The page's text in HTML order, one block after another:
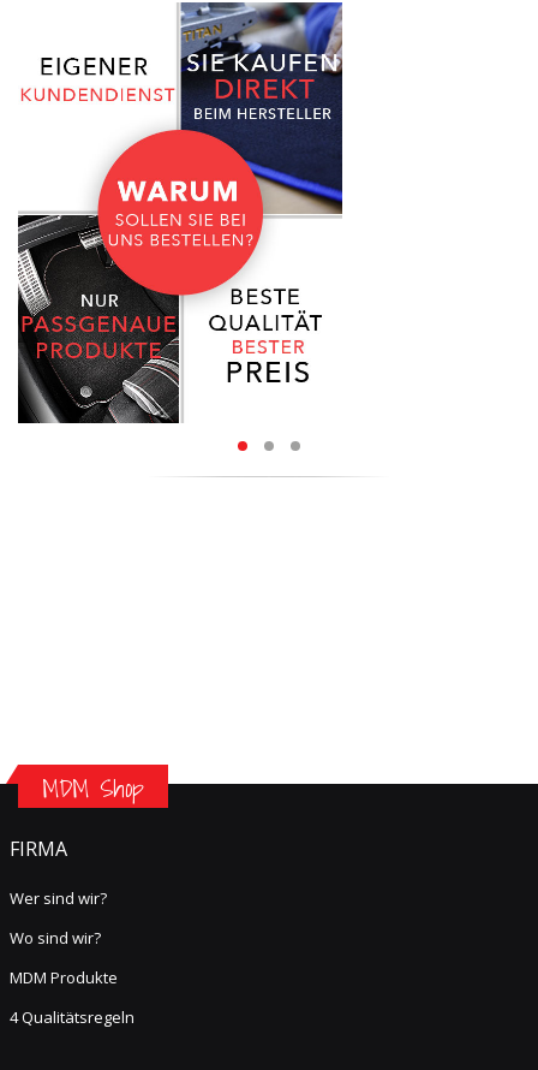
MDM Shop
FIRMA
Wer sind wir?
Wo sind wir?
MDM Produkte
4 Qualitätsregeln